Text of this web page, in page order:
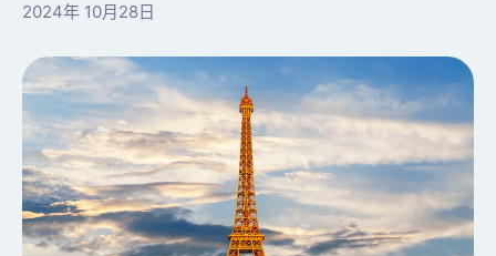
2024年 10月28日